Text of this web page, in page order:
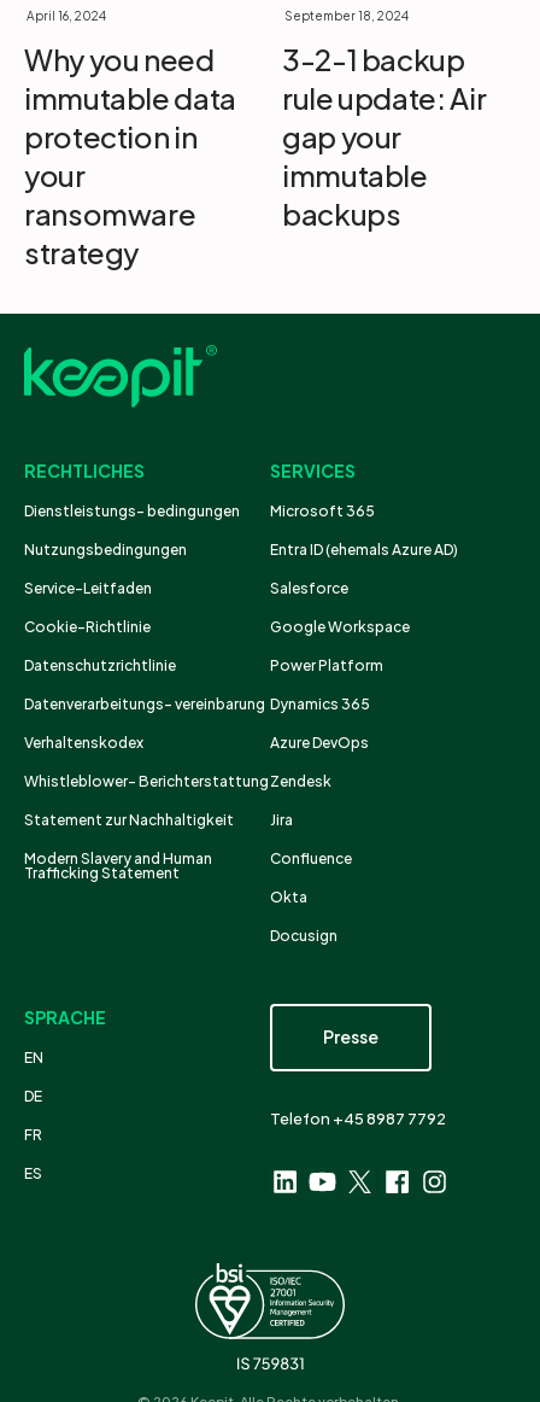
April 16, 2024
Why you need
immutable data
protection in
your
ransomware
strategy
September 18, 2024
3-2-1 backup
rule update: Air
gap your
immutable
backups
RECHTLICHES
Dienstleistungs- bedingungen
Nutzungsbedingungen
Service-Leitfaden
Cookie-Richtlinie
Datenschutzrichtlinie
Datenverarbeitungs- vereinbarung
Verhaltenskodex
Whistleblower- Berichterstattung
Statement zur Nachhaltigkeit
Modern Slavery and Human
Trafficking Statement
SERVICES
Microsoft 365
Entra ID (ehemals Azure AD)
Salesforce
Google Workspace
Power Platform
Dynamics 365
Azure DevOps
Zendesk
Jira
Confluence
Okta
Docusign
SPRACHE
EN
DE
FR
ES
Presse
Telefon +45 8987 7792